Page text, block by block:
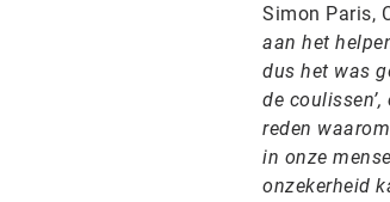
Simon Paris,
aan het
dus het was
de
reden
in onze
onzekerheid